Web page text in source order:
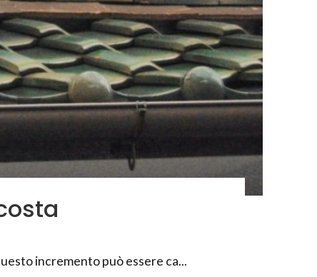
incremento può essere ca...